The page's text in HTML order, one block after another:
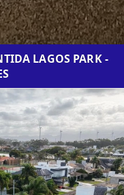
LAGOS PARK -